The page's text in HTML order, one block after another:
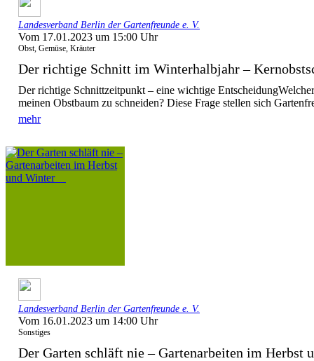
Landesverband Berlin der Gartenfreunde e. V.
Vom 17.01.2023 um 15:00 Uhr
Obst, Gemüse, Kräuter
Der richtige Schnitt im Winterhalbjahr –
Der richtige Schnittzeitpunkt – eine wichtige
meinen Obstbaum zu schneiden? Diese Frage stellen sich
mehr
Landesverband Berlin der Gartenfreunde e. V.
Vom 16.01.2023 um 14:00 Uhr
Sonstiges
Der Garten schläft nie – Gartenarbeiten im Herbst